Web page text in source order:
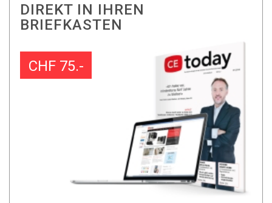
DIREKT IN IHREN
BRIEFKASTEN
CHF 75.-